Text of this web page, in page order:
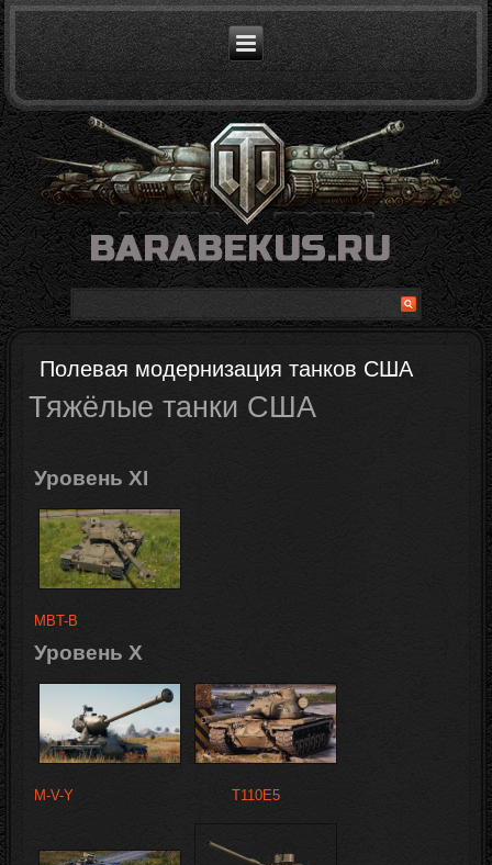
Полевая модернизация танков США
Тяжёлые танки США
Уровень XI
MBT-B
Уровень X
M-V-Y T110E5